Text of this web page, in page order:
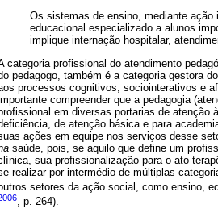
Os sistemas de ensino, mediante
educacional especializado a alunos
implique internação hospitalar,
categoria profissional do atendimento
pedagogo, também é a categoria gestora
processos cognitivos, sociointerativos e
compreender que a pedagogia
em diversas portarias de atenção
de atenção básica e para
ações em equipe nos serviços desse
saúde, pois, se aquilo que define um
sua profissionalização para o ato
realizar por intermédio de múltiplas
setores da ação social, como ensino,
, p. 264).